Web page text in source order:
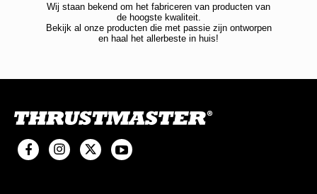
Wij staan bekend om het fabriceren van producten van
de hoogste kwaliteit.
Bekijk al onze producten die met passie zijn ontworpen
en haal het allerbeste in huis!